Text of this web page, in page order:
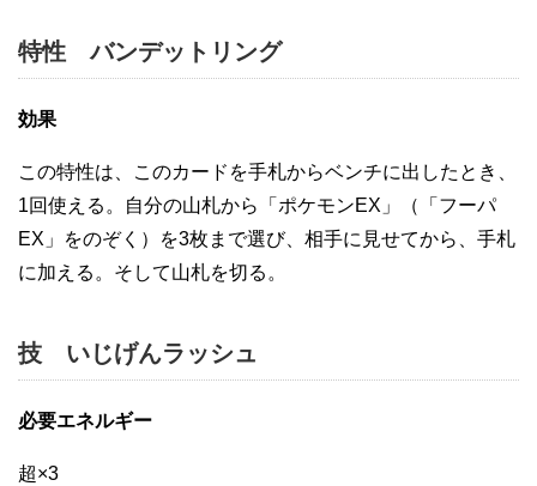
特性 バンデットリング
効果
この特性は、このカードを手札からベンチに出したとき、
1回使える。自分の山札から「ポケモンEX」（「フーパ
EX」をのぞく）を3枚まで選び、相手に見せてから、手札
に加える。そして山札を切る。
技 いじげんラッシュ
必要エネルギー
超×3